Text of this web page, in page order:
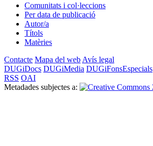
Comunitats i col·leccions
Per data de publicació
Autor/a
Títols
Matèries
Contacte Mapa del web Avís legal
DUGiDocs DUGiMedia DUGiFonsEspecials
RSS OAI
Metadades subjectes a: